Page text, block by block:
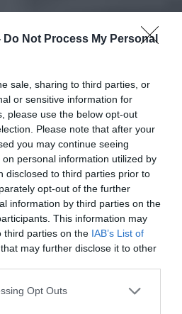
Do Not Process My Personal
sale, sharing to third parties, or
or sensitive information for
please use the below opt-out
Please note that after your
you may continue seeing
personal information utilized by
disclosed to third parties prior to
opt-out of the further
information by third parties on the
This information may
third parties on the IAB’s List of
that may further disclose it to other
Opt Outs